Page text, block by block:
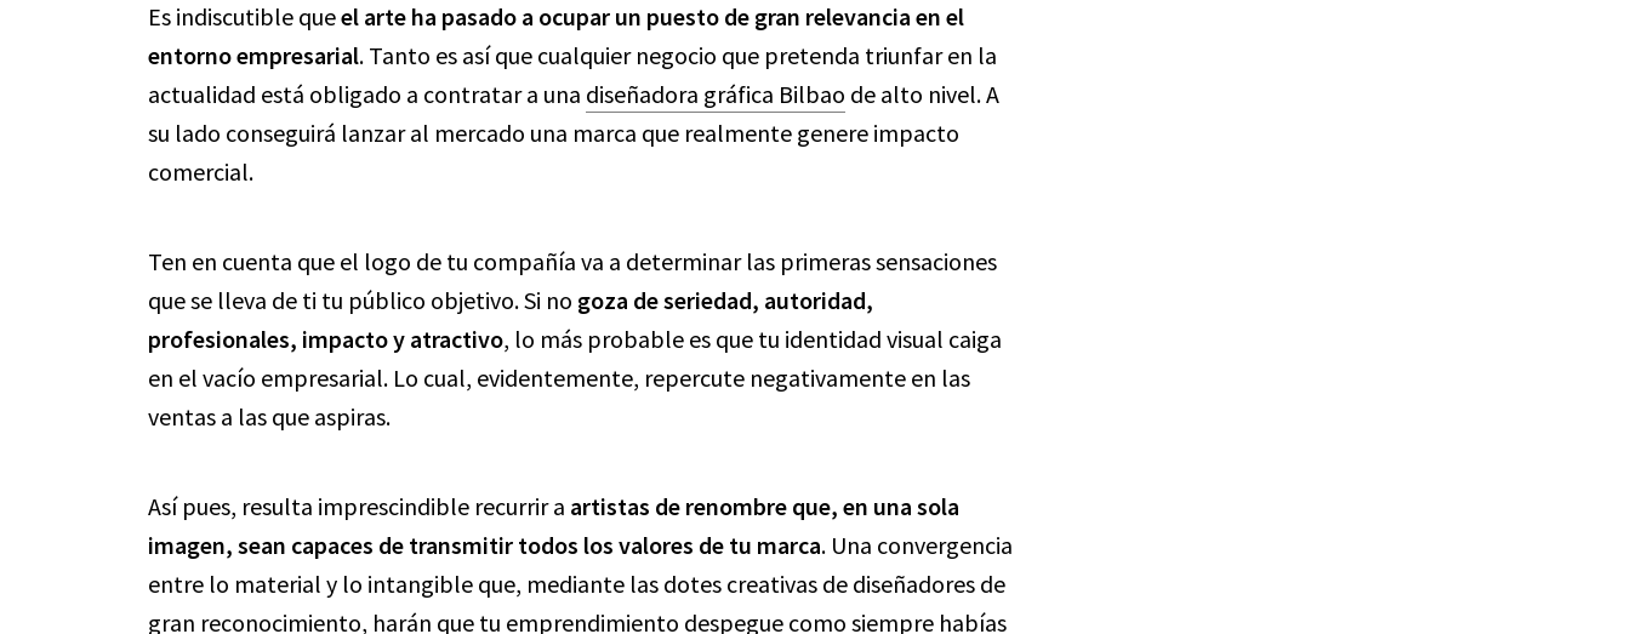
Es indiscutible queel arte ha pasado a ocupar un puesto de gran relevancia en el
entorno empresarial. Tanto es así que cualquier negocio que pretenda triunfar en la
actualidad está obligado a contratar a una diseñadora gráfica Bilbao de alto nivel. A
su lado conseguirá lanzar al mercado una marca que realmente genere impacto
comercial.
Ten en cuenta que el logo de tu compañía va a determinar las primeras sensaciones
que se lleva de ti tu público objetivo. Si no goza de seriedad, autoridad,
profesionales, impacto y atractivo, lo más probable es que tu identidad visual caiga
en el vacío empresarial. Lo cual, evidentemente, repercute negativamente en las
ventas a las que aspiras.
Así pues, resulta imprescindible recurrir a artistas de renombre que, en una sola
imagen, sean capaces de transmitir todos los valores de tu marca. Una convergencia
entre lo material y lo intangible que, mediante las dotes creativas de diseñadores de
gran reconocimiento, harán que tu emprendimiento despegue como siempre habías